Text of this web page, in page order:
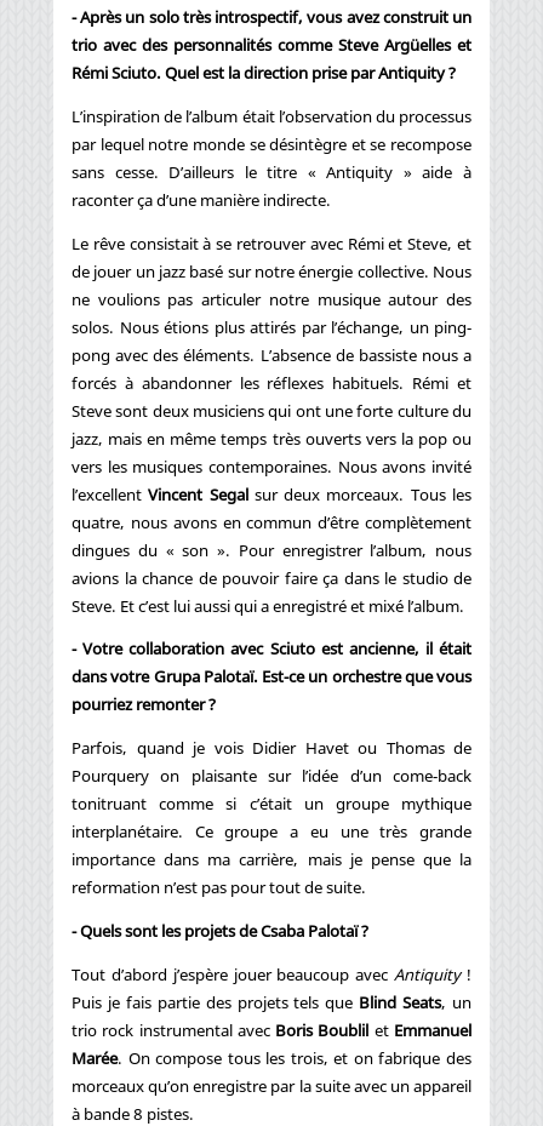
- Après un solo très introspectif, vous avez construit un
trio avec des personnalités comme Steve Argüelles et
Rémi Sciuto. Quel est la direction prise par Antiquity ?
L’inspiration de l’album était l’observation du processus
par lequel notre monde se désintègre et se recompose
sans cesse. D’ailleurs le titre « Antiquity » aide à
raconter ça d’une manière indirecte.
Le rêve consistait à se retrouver avec Rémi et Steve, et
de jouer un jazz basé sur notre énergie collective. Nous
ne voulions pas articuler notre musique autour des
solos. Nous étions plus attirés par l’échange, un ping-
pong avec des éléments. L’absence de bassiste nous a
forcés à abandonner les réflexes habituels. Rémi et
Steve sont deux musiciens qui ont une forte culture du
jazz, mais en même temps très ouverts vers la pop ou
vers les musiques contemporaines. Nous avons invité
l’excellentVincent Segalsur deux morceaux. Tous les
quatre, nous avons en commun d’être complètement
dingues du « son ». Pour enregistrer l’album, nous
avions la chance de pouvoir faire ça dans le studio de
Steve. Et c’est lui aussi qui a enregistré et mixé l’album.
- Votre collaboration avec Sciuto est ancienne, il était
dans votre Grupa Palotaï. Est-ce un orchestre que vous
pourriez remonter ?
Parfois, quand je vois Didier Havet ou Thomas de
Pourquery on plaisante sur l’idée d’un come-back
tonitruant comme si c’était un groupe mythique
interplanétaire. Ce groupe a eu une très grande
importance dans ma carrière, mais je pense que la
reformation n’est pas pour tout de suite.
- Quels sont les projets de Csaba Palotaï ?
Tout d’abord j’espère jouer beaucoup avecAntiquity!
Puis je fais partie des projets tels que Blind Seats, un
trio rock instrumental avec Boris Boublil et Emmanuel
Marée. On compose tous les trois, et on fabrique des
morceaux qu’on enregistre par la suite avec un appareil
à bande 8 pistes.